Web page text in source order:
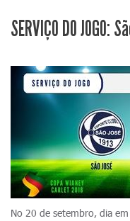
SERVIÇO DO JOGO:
No 20 de setembro, dia